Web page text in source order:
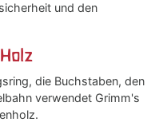
und den
die Buchstaben, den
verwendet Grimm's